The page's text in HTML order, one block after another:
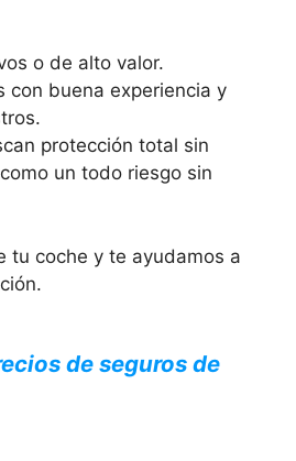
o de alto valor.
con buena experiencia y
protección total sin
un todo riesgo sin
tu coche y te ayudamos a
de seguros de